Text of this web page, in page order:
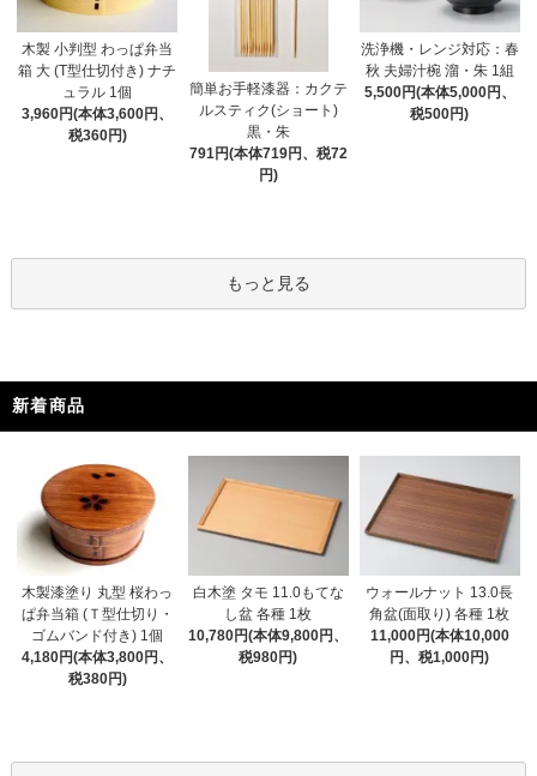
木製 小判型 わっぱ弁当
箱 大 (T型仕切付き) ナチ
ュラル 1個
3,960円(本体3,600円、
税360円)
簡単お手軽漆器：カクテ
ルスティク(ショート)
黒・朱
791円(本体719円、税72
円)
洗浄機・レンジ対応：春
秋 夫婦汁椀 溜・朱 1組
5,500円(本体5,000円、
税500円)
もっと見る
新着商品
木製漆塗り 丸型 桜わっ
ぱ弁当箱 (Ｔ型仕切り・
ゴムバンド付き) 1個
4,180円(本体3,800円、
税380円)
白木塗 タモ 11.0もてな
し盆 各種 1枚
10,780円(本体9,800円、
税980円)
ウォールナット 13.0長
角盆(面取り) 各種 1枚
11,000円(本体10,000
円、税1,000円)